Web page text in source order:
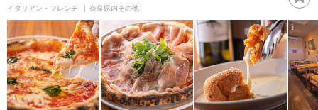
イタリアン・フレンチ 奈良県内その他